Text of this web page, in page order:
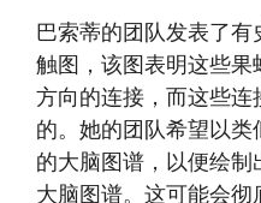
巴索蒂的团队发表了
触图，该图表明这些
方向的连接，而这些
的。她的团队希望以
的大脑图谱，以便绘
大脑图谱。这可能会